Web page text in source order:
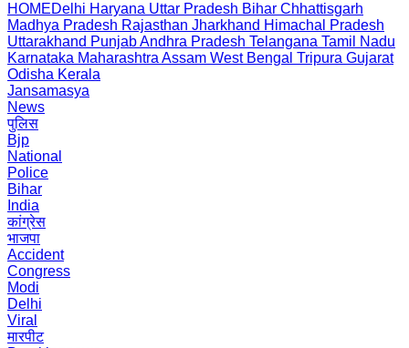
HOMEDelhi Haryana Uttar Pradesh Bihar Chhattisgarh
Madhya Pradesh Rajasthan Jharkhand Himachal Pradesh
Uttarakhand PunjabAndhra Pradesh Telangana Tamil Nadu
Karnataka Maharashtra Assam West Bengal Tripura Gujarat
Odisha Kerala
Jansamasya
News
पुलिस
Bjp
National
Police
Bihar
India
कांग्रेस
भाजपा
Accident
Congress
Modi
Delhi
Viral
मारपीट